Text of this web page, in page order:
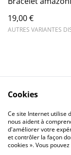
19,00 €
AUTRES VARIANTES
Cookies
Ce site Internet utilise
nous aident à
d'améliorer votre
et contrôler la façon
cookies ». Vous